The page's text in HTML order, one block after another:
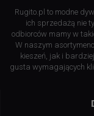
Rugito.pl to modne
ich sprzedażą nie
odbiorców mamy w
W naszym
kieszeń, jak i
gusta wymagających